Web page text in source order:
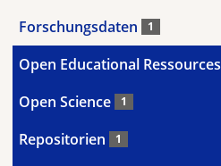
Forschungsdaten 1
Open Educational Ressources
Open Science 1
Repositorien 1